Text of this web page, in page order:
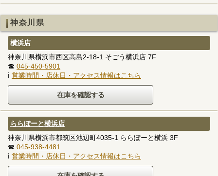
神奈川県
横浜店
神奈川県横浜市西区高島2-18-1 そごう横浜店 7F
☎ 045-450-5901
ℹ 営業時間・店休日・アクセス情報はこちら
ららぽーと横浜店
神奈川県横浜市都筑区池辺町4035-1 ららぽーと横浜 3F
☎ 045-938-4481
ℹ 営業時間・店休日・アクセス情報はこちら